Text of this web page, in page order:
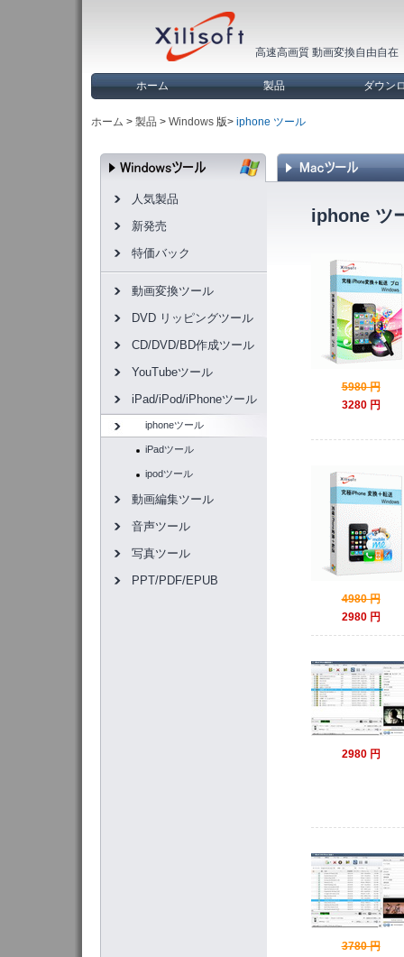
高速高画質 動画変換自由自在
ホーム 製品 ダウン
ホーム > 製品 > Windows 版> iphone ツール
iphone ツ
5980 円
3280 円
4980 円
2980 円
2980 円
3780 円
人気製品
新発売
特価バック
動画変換ツール
DVD リッピングツール
CD/DVD/BD作成ツール
YouTubeツール
iPad/iPod/iPhoneツール
iphoneツール
iPadツール
ipodツール
動画編集ツール
音声ツール
写真ツール
PPT/PDF/EPUB